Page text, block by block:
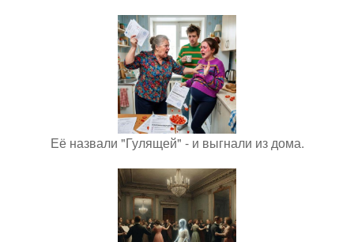
Её назвали "Гулящей" - и выгнали из дома.